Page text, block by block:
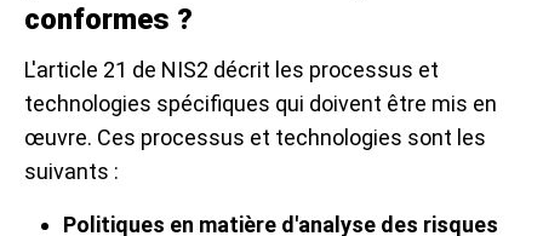
conformes ?
L'article 21 de NIS2 décrit les processus et
technologies spécifiques qui doivent être mis en
œuvre. Ces processus et technologies sont les
suivants :
Politiques en matière d'analyse des risques